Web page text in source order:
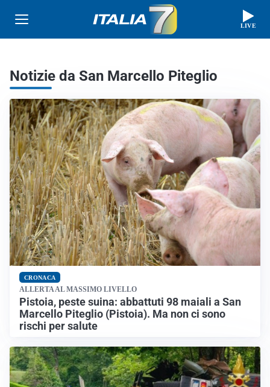
LIVE
Notizie da San Marcello Piteglio
CRONACA
ALLERTA AL MASSIMO LIVELLO
Pistoia, peste suina: abbattuti 98 maiali a San
Marcello Piteglio (Pistoia). Ma non ci sono
rischi per salute